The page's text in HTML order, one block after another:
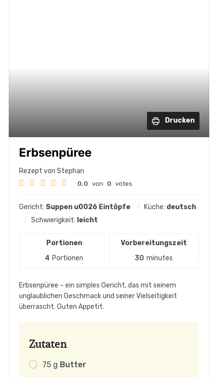
Drucken
Erbsenpüree
Rezept von Stephan
0.0 von 0 votes
Gericht: Suppen u0026 Eintöpfe Küche: deutsch
Schwierigkeit: leicht
Portionen
4 Portionen
Vorbereitungszeit
30 minutes
Erbsenpüree – ein simples Gericht, das mit seinem
unglaublichen Geschmack und seiner Vielseitigkeit
überrascht. Guten Appetit.
Zutaten
75 g Butter